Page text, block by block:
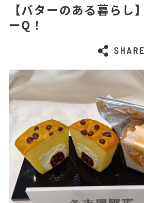
【バターのある暮らし
ーQ！